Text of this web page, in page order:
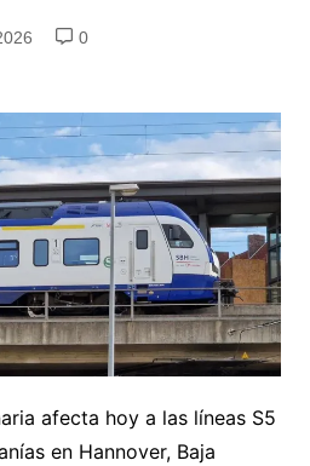
0
afecta hoy a las líneas S5
en Hannover, Baja